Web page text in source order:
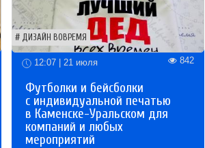
ДИЗАЙН ВОВРЕМЯ
12:07 | 21 июля 842
Футболки и бейсболки
с индивидуальной печатью
в Каменске-Уральском для
компаний и любых
мероприятий